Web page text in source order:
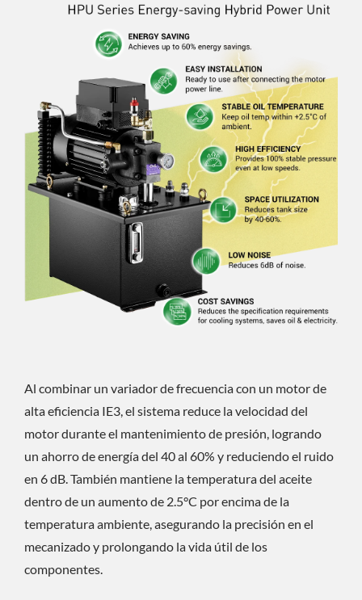
Al combinar un variador de frecuencia con un motor de
alta eficiencia IE3, el sistema reduce la velocidad del
motor durante el mantenimiento de presión, logrando
un ahorro de energía del 40 al 60% y reduciendo el ruido
en 6 dB. También mantiene la temperatura del aceite
dentro de un aumento de 2.5°C por encima de la
temperatura ambiente, asegurando la precisión en el
mecanizado y prolongando la vida útil de los
componentes.